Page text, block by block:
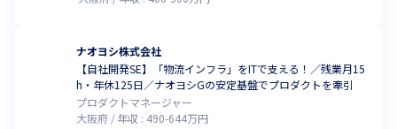
ナオヨシ株式会社
【自社開発SE】「物流インフラ」をITで支える！／残業月15
h・年休125日／ナオヨシGの安定基盤でプロダクトを牽引
プロダクトマネージャー
大阪府
年収 : 490-644万円